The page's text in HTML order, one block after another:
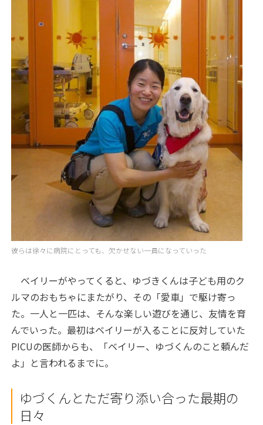
彼らは徐々に病院にとっても、欠かせない一員になっていった
ベイリーがやってくると、ゆづきくんは子ども用のク
ルマのおもちゃにまたがり、その「愛車」で駆け寄っ
た。一人と一匹は、そんな楽しい遊びを通じ、友情を育
んでいった。最初はベイリーが入ることに反対していた
PICUの医師からも、「ベイリー、ゆづくんのこと頼んだ
よ」と言われるまでに。
ゆづくんとただ寄り添い合った最期の
日々